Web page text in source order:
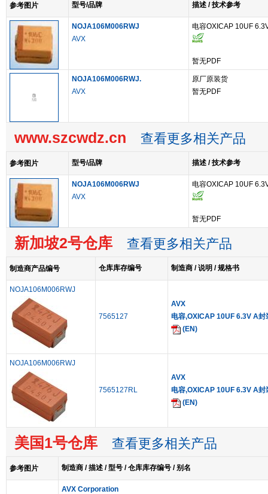
参考图片 型号/品牌 描述 / 技术参考
NOJA106M006RWJ
AVX
电容OXICAP 10UF
暂无PDF
NOJA106M006RWJ.
AVX
原厂原装货
暂无PDF
www.szcwdz.cn 查看更多相关产品
参考图片 型号/品牌 描述 / 技术参考
NOJA106M006RWJ
AVX
电容OXICAP 10UF
暂无PDF
新加坡2号仓库 查看更多相关产品
制造商产品编号 仓库库存编号 制造商 / 说明 / 规格书
NOJA106M006RWJ
7565127
AVX
电容,OXICAP 10UF 6.3V A封
(EN)
NOJA106M006RWJ
7565127RL
AVX
电容,OXICAP 10UF 6.3V A封
(EN)
美国1号仓库 查看更多相关产品
参考图片 制造商 / 描述 / 型号 / 仓库库存编号 / 别名
AVX Corporation